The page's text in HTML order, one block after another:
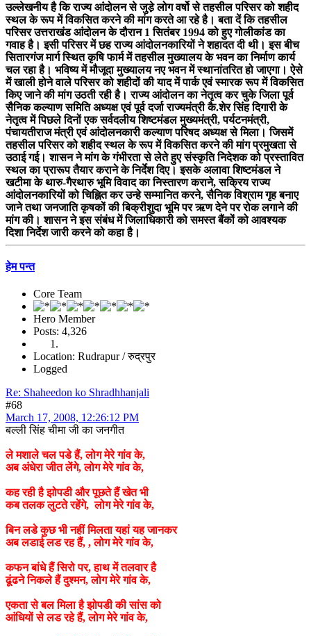
उल्लेखनीय है कि राज्य आंदोलन से जुडे़ लोग वर्षो से तहसील परिसर को शहीद
स्थल के रूप में विकसित करने की मांग करते आ रहे है। बता दें कि तहसील
परिसर उत्तराखंड आंदोलन के दौरान 1 सितंबर 1994 को हुए गोलीकांड का
गवाह है। इसी परिसर में छह राज्य आंदोलनकारियों ने शहादत दी थी। इस बीच
सितारगंज मार्ग स्थित कृषि फार्म में तहसील मुख्यालय के भवन का निर्माण कार्य
चल रहा है। भविष्य में मौजूदा मुख्यालय नए भवन में स्थानांतरित हो जाएगा। ऐसे
में खाली होने वाले परिसर को शहीदों की याद में पार्क एवं स्मारक रूप में विकसित
किए जाने की मांग उठती रही है। राज्य आंदोलन का नेतृत्व कर चुके जिला पूर्व
सैनिक कल्याण समिति अध्यक्ष एवं पूर्व दर्जा राज्यमंत्री कै.शेर सिंह दिगारी के
नेतृत्व में पिछले दिनों एक सर्वदलीय शिष्टमंडल मुख्यमंत्री, पर्यटनमंत्री,
पंचायतीराज मंत्री एवं आंदोलनकारी कल्याण परिषद अध्यक्ष से मिला। जिसमें
तहसील परिसर को शहीद स्थल के रूप में विकसित करने की मांग प्रमुखता से
उठाई गई। शासन ने मांग के गंभीरता से लेते हुए संस्कृति निदेशक को प्रस्तावित
स्थल का प्रारूप तैयार कराने के निर्देश दिए। इसके अलावा शिष्टमंडल ने
खटीमा के थारु-गैरथारु भूमि विवाद का निस्तारण कराने, सक्रिय राज्य
आंदोलनकारियों को चिह्नित कर उन्हे सम्मानित करने, सैनिक विश्राम गृह बनाए
जाने तथा जनजाति कृषकों की बिक्रीशुदा भूमि पर ऋण देने पर रोक लगाने की
मांग की। शासन ने इस संबंध में जिलाधिकारी को समस्त बैंकों को आवश्यक
दिशा निर्देश जारी करने को कहा है।
हेम पन्त
Core Team
Hero Member
Posts: 4,326
Location: Rudrapur / रुद्रपुर
Logged
Re: Shaheedon ko Shradhhanjali
#68
March 17, 2008, 12:26:12 PM
बल्ली सिंह चीमा जी का जनगीत
ले मशाले चल पडे हैं, लोग मेरे गांव के,
अब अंधेरा जीत लेंगे, लोग मेरे गांव के,
कह रही है झोपडी और पूछते हैं खेत भी
कब तलक लुटते रहेंगे, लोग मेरे गांव के,
बिन लडे कुछ भी नहीं मिलता यहां यह जानकर
अब लडाई लड रह हैं, , लोग मेरे गांव के,
कफन बांधे हैं सिरो पर, हाथ में तलवार है
ढूंढने निकले हैं दुश्मन, लोग मेरे गांव के,
एकता से बल मिला है झोपडी की सांस को
आंधियों से लड रहे हैं, लोग मेरे गांव के,